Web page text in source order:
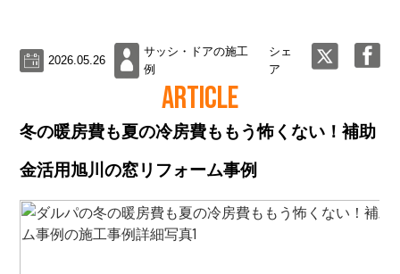
2026.05.26
サッシ・ドアの施工
例
シェ
ア
ARTICLE
冬の暖房費も夏の冷房費ももう怖くない！補助
金活用旭川の窓リフォーム事例